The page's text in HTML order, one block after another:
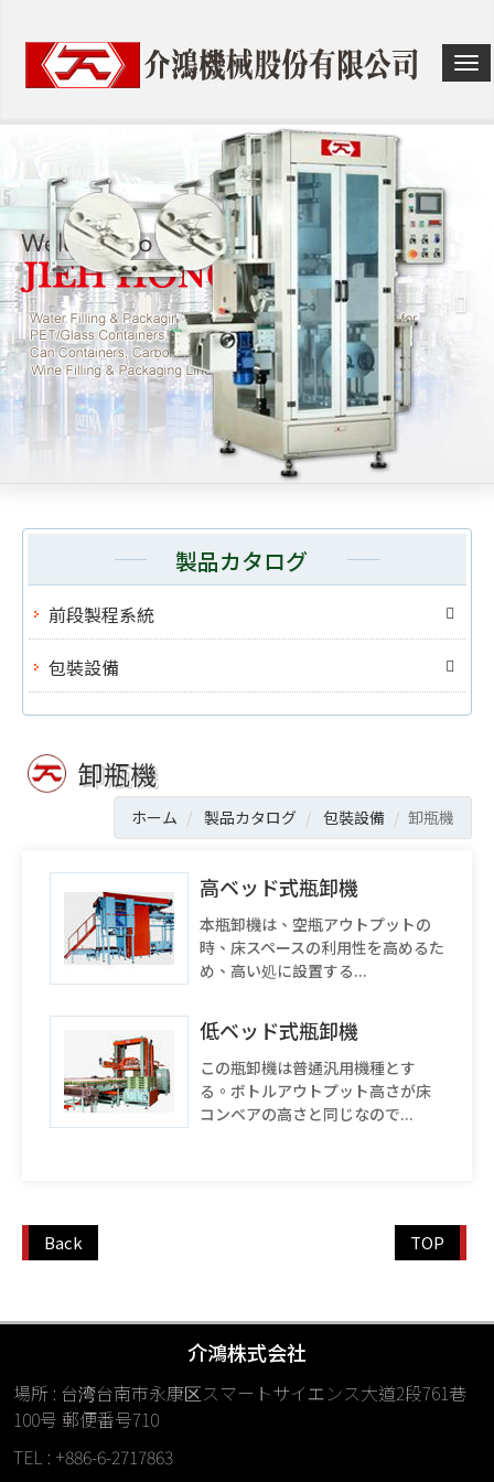
選
單
換
製品カタログ
前段製程系統
包裝設備
卸瓶機
ホーム 製品カタログ 包裝設備 卸瓶機
高ベッド式瓶卸機
本瓶卸機は、空瓶アウトプットの
時、床スペースの利用性を高めるた
め、高い処に設置する...
低ベッド式瓶卸機
この瓶卸機は普通汎用機種とす
る。ボトルアウトプット高さが床
コンベアの高さと同じなので...
Back TOP
介鴻株式会社
場所 : 台湾台南市永康区スマートサイエンス大道2段761巷
100号 郵便番号710
TEL : +886-6-2717863